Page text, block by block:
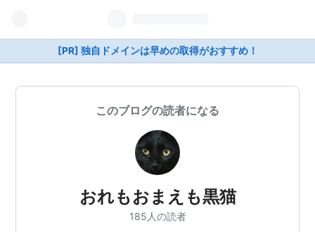
[PR] 独自ドメインは早めの取得がおすすめ！
このブログの読者になる
おれもおまえも黒猫
185人の読者